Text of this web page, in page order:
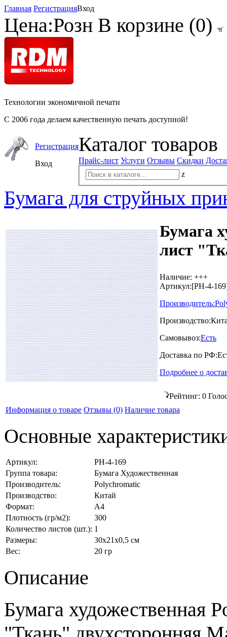
Главная РегистрацияВход
Цена:Розн В корзине (0)
Технологии экономичной печати
С 2006 года делаем качественную печать доступной!
Регистрация
Вход
Каталог товаров
Прайс-лист Услуги Отзывы Скидки
z
Бумага для струйных
Бумага
лист
Наличие: +++
Артикул:[PH-4-
Производитель:
Производство:
Самовывоз:Есть
Доставка по РФ:
Подробнее о
Рейтинг: 0
Информация о товаре Отзывы (0) Наличие товара
Основные
Артикул:
PH-4-169
Группа товара:
Бумага Художественная
Производитель:
Polychromatic
Производство:
Китай
Формат:
А4
Плотность (гр/м2):
300
Количество листов (шт.): 1
Размеры:
30x21x0,5 см
Вес:
20 гр
Описание
Бумага художественная